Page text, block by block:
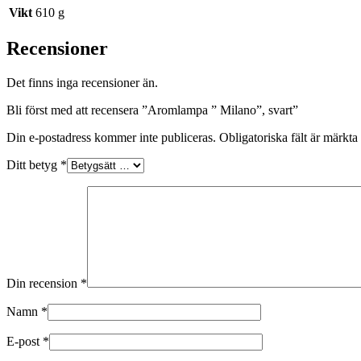
Vikt 610 g
Recensioner
Det finns inga recensioner än.
Bli först med att recensera ”Aromlampa ” Milano”, svart”
Din e-postadress kommer inte publiceras. Obligatoriska fält är märkta
Ditt betyg *
Din recension *
Namn *
E-post *